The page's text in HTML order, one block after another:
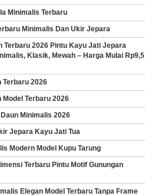
Minimalis Terbaru
Minimalis Dan Ukir Jepara
Terbaru 2026 Pintu Kayu Jati Jepara
Klasik, Mewah – Harga Mulai Rp9,5
Terbaru 2026
Terbaru 2026
Minimalis 2026
Jepara Kayu Jati Tua
Modern Model Kupu Tarung
Terbaru Pintu Motif Gunungan
Elegan Model Terbaru Tanpa Frame